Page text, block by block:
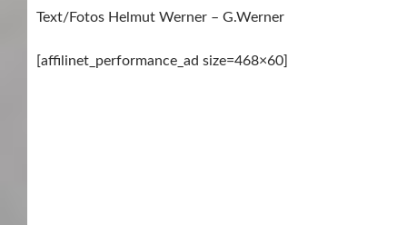
Text/Fotos Helmut Werner – G.Werner
[affilinet_performance_ad size=468×60]